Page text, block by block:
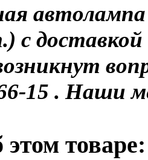
с доставкой
15 . Наши
товаре: